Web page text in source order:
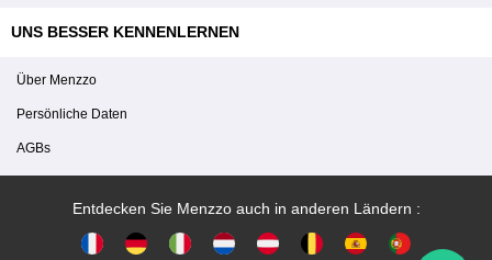
UNS BESSER KENNENLERNEN
Über Menzzo
Persönliche Daten
AGBs
Entdecken Sie Menzzo auch in anderen Ländern :